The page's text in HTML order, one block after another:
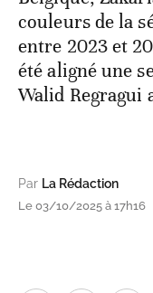
couleurs de la
entre 2023 et
été aligné une
Walid Regragui
Par La Rédaction
Le 03/10/2025 à 17h16